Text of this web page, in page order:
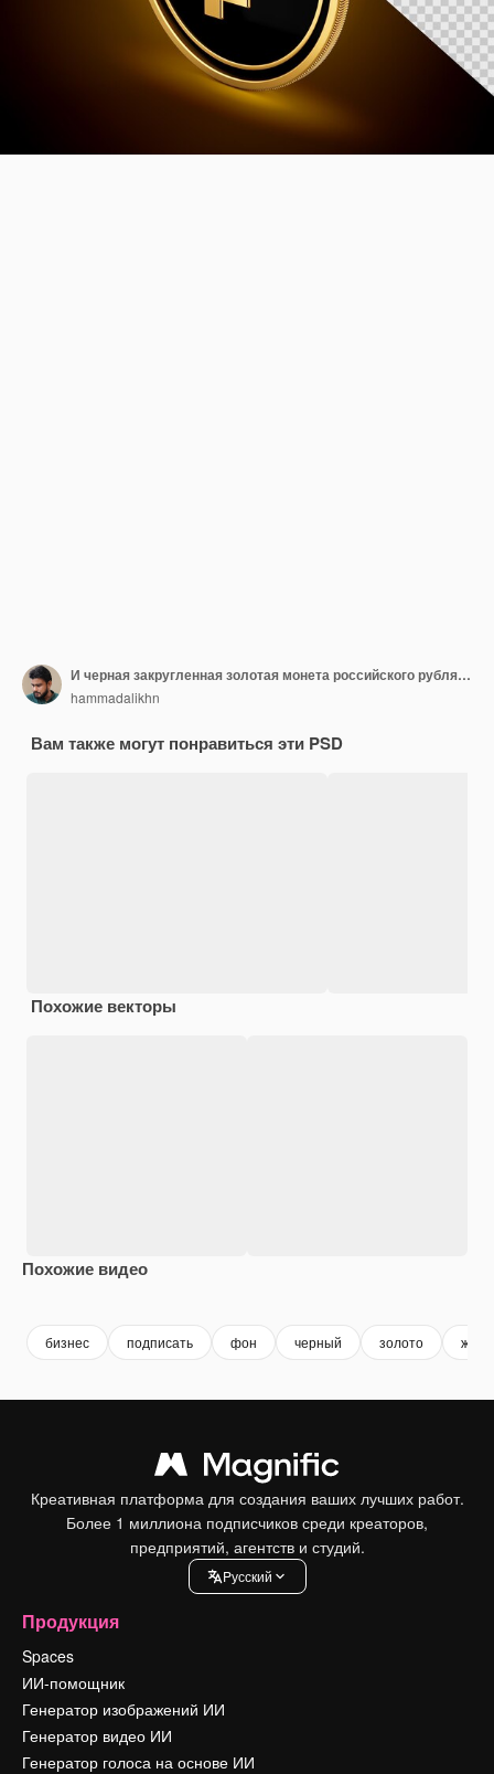
И черная закругленная золотая монета российского рубля изолирована на блестящем золотом свете фона 3d иллюстрация
hammadalikhn
Вам также могут понравиться эти PSD
Похожие векторы
Похожие видео
бизнес подписать фон черный золото
Креативная платформа для создания ваших лучших работ.
Более 1 миллиона подписчиков среди креаторов,
предприятий, агентств и студий.
Pусский
Продукция
Spaces
ИИ-помощник
Генератор изображений ИИ
Генератор видео ИИ
Генератор голоса на основе ИИ